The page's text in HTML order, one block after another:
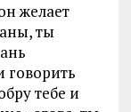
желает
ты
говорить
тебе и